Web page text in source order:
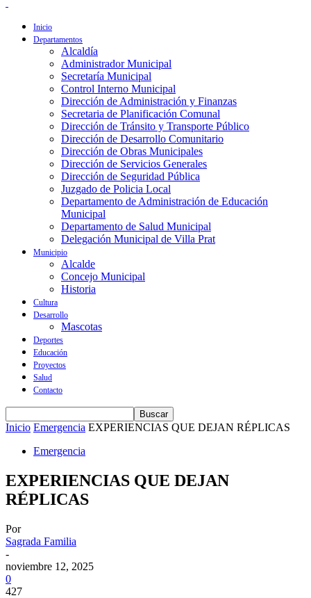
Inicio
Departamentos
Alcaldía
Administrador Municipal
Secretaría Municipal
Control Interno Municipal
Dirección de Administración y Finanzas
Secretaria de Planificación Comunal
Dirección de Tránsito y Transporte Público
Dirección de Desarrollo Comunitario
Dirección de Obras Municipales
Dirección de Servicios Generales
Dirección de Seguridad Pública
Juzgado de Policia Local
Departamento de Administración de Educación
Municipal
Departamento de Salud Municipal
Delegación Municipal de Villa Prat
Municipio
Alcalde
Concejo Municipal
Historia
Cultura
Desarrollo
Mascotas
Deportes
Educación
Proyectos
Salud
Contacto
Inicio Emergencia EXPERIENCIAS QUE DEJAN RÉPLICAS
Emergencia
EXPERIENCIAS QUE DEJAN
RÉPLICAS
Por
Sagrada Familia
-
noviembre 12, 2025
0
427